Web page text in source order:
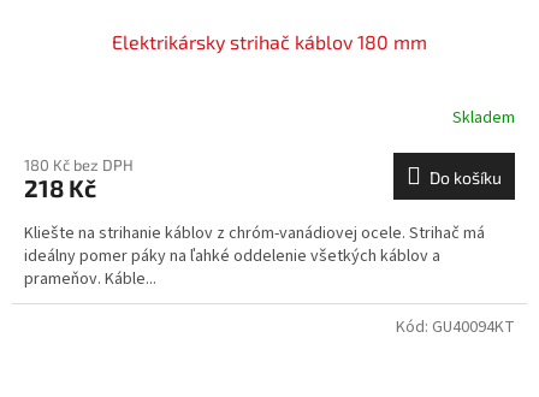
Elektrikársky strihač káblov 180 mm
Skladem
180 Kč bez DPH
218 Kč Do košíku
Kliešte na strihanie káblov z chróm-vanádiovej ocele. Strihač má
ideálny pomer páky na ľahké oddelenie všetkých káblov a
prameňov. Káble...
Kód: GU40094KT